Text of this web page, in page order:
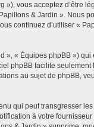
»), vous acceptez d’être
& Jardin ». Nous
continuez d’utiliser «
», « Équipes phpBB »)
phpBB facilite
au sujet de phpBB,
qui peut transgresser
à votre